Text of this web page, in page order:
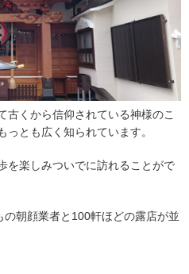
古くから信仰されている神様のこ
っとも広く知られています。
を楽しみついでに訪れることがで
朝顔業者と100軒ほどの露店が並